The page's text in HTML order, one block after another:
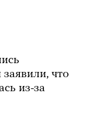
что
из-за